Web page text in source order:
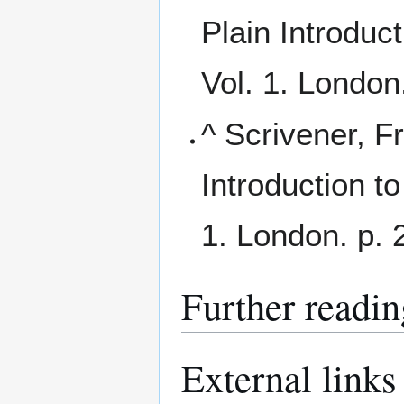
Plain
Vol. 1.
^ Scrivener,
Introduction
1. London. p.
Further
External links